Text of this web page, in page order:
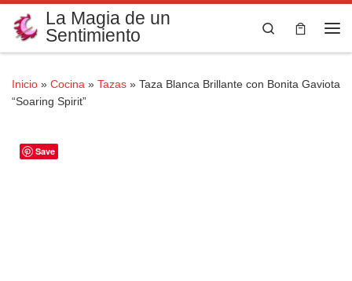
Saltar al contenido
La Magia de un
Sentimiento
Search
Inicio » Cocina » Tazas » Taza Blanca Brillante con Bonita Gaviota
“Soaring Spirit”
Save